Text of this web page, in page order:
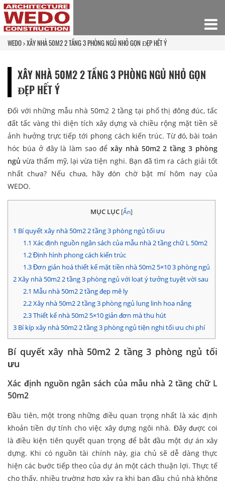
WEDO XÂY NHÀ 50M2 2 TẦNG 3 PHÒNG NGỦ NHỎ GỌN ĐẸP HẾT Ý
XÂY NHÀ 50M2 2 TẦNG 3 PHÒNG NGỦ NHỎ GỌN
ĐẸP HẾT Ý
Đối với những mẫu nhà 50m2 2 tầng tại phố thị đông đúc, tấc
đất tấc vàng thì diện tích xây dựng và chiều rộng mặt tiền sẽ
ảnh hưởng trực tiếp tới phong cách kiến trúc. Từ đó, bài toán
hóc búa ở đây là làm sao để xây nhà 50m2 2 tầng 3 phòng
ngủ vừa thẩm mỹ, lại vừa tiện nghi. Bạn đã tìm ra cách giải tốt
nhất chưa? Nếu chưa, hãy đón chờ bật mí hôm nay của
WEDO.
MỤC LỤC [Ẩn]
1 Bí quyết xây nhà 50m2 2 tầng 3 phòng ngủ tối ưu
1.1 Xác định nguồn ngân sách của mẫu nhà 2 tầng chữ L 50m2
1.2Định hình phong cách kiến trúc
1.3Đơn giản hoá thiết kế mặt tiền nhà 50m2 5×10 3 phòng ngủ
2Xây nhà 50m2 2 tầng 3 phòng ngủ với loạt ý tưởng tuyệt vời sau
2.1 Mẫu nhà 50m2 2 tầng đẹp mê ly
2.2Xây nhà 50m2 2 tầng 3 phòng ngủ lung linh hoa nắng
2.3Thiết kế nhà 50m2 5×10 giản đơn mà thu hút
3 Bí kíp xây nhà 50m2 2 tầng 3 phòng ngủ tiện nghi tối ưu chi phí
Bí quyết xây nhà 50m2 2 tầng 3 phòng ngủ tối
ưu
Xác định nguồn ngân sách của mẫu nhà 2 tầng chữ L
50m2
Đầu tiên, một trong những điều quan trọng nhất là xác định
khoản tiền dự tính cho việc xây dựng ngôi nhà. Đây được coi
là điều kiện tiên quyết quan trọng để bắt đầu một dự án xây
dựng. Khi có nguồn tài chính này, gia chủ sẽ dễ dàng thực
hiện các bước tiếp theo của dự án một cách thuận lợi. Thực tế
cho thấy, nhiều trường hợp xảy ra khi ban đầu chủ nhà không